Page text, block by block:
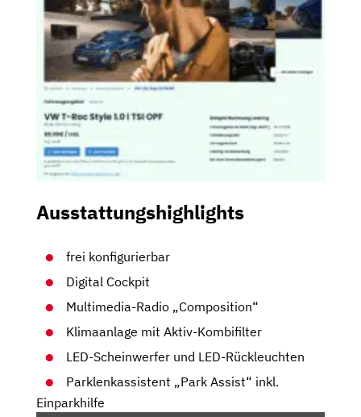
Ausstattungshighlights
frei konfigurierbar
Digital Cockpit
Multimedia-Radio „Composition“
Klimaanlage mit Aktiv-Kombifilter
LED-Scheinwerfer und LED-Rückleuchten
Parklenkassistent „Park Assist“ inkl.
Einparkhilfe